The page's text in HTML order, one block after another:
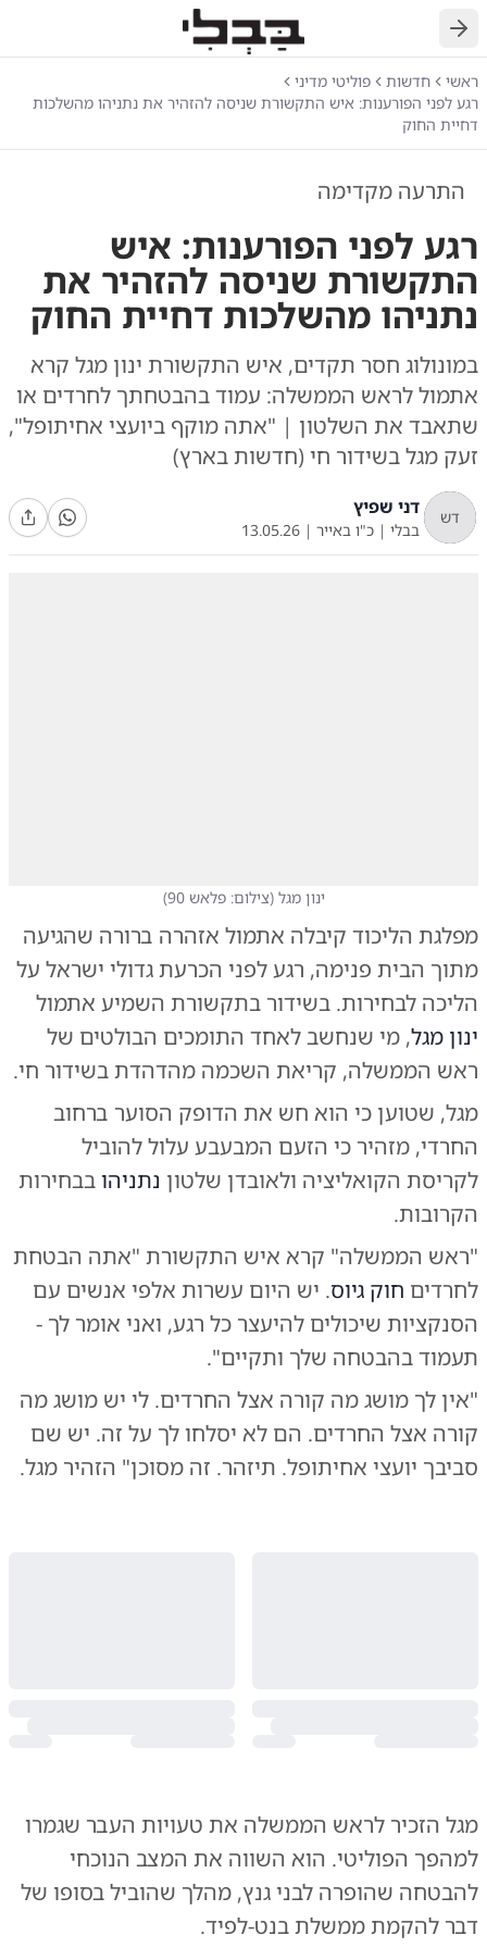
חזרה
ראשי חדשות
פוליטי מדיני
רגע לפני הפורענות: איש התקשורת שניסה להזהיר את נתניהו מהשלכות
דחיית החוק
התרעה מקדימה
רגע לפני הפורענות: איש
התקשורת שניסה להזהיר את
נתניהו מהשלכות דחיית החוק
במונולוג חסר תקדים, איש התקשורת ינון מגל קרא
אתמול לראש הממשלה: עמוד בהבטחתך לחרדים או
שתאבד את השלטון | "אתה מוקף ביועצי אחיתופל",
זעק מגל בשידור חי (חדשות בארץ)
דש דני שפיץ
בבלי | כ"ו באייר |
13.05.26
ינון מגל (צילום: פלאש 90 )
מפלגת הליכוד קיבלה אתמול אזהרה ברורה שהגיעה
מתוך הבית פנימה, רגע לפני הכרעת גדולי ישראל על
הליכה לבחירות. בשידור בתקשורת השמיע אתמול
ינון מגל, מי שנחשב לאחד התומכים הבולטים של
ראש הממשלה, קריאת השכמה מהדהדת בשידור חי.
מגל, שטוען כי הוא חש את הדופק הסוער ברחוב
החרדי, מזהיר כי הזעם המבעבע עלול להוביל
לקריסת הקואליציה ולאובדן שלטון נתניהובבחירות
הקרובות.
"ראש הממשלה" קרא איש התקשורת "אתה הבטחת
לחרדים חוק גיוס. יש היום עשרות אלפי אנשים עם
הסנקציות שיכולים להיעצר כל רגע, ואני אומר לך -
תעמוד בהבטחה שלך ותקיים".
"אין לך מושג מה קורה אצל החרדים. לי יש מושג מה
קורה אצל החרדים. הם לא יסלחו לך על זה. יש שם
סביבך יועצי אחיתופל. תיזהר. זה מסוכן" הזהיר מגל.
מגל הזכיר לראש הממשלה את טעויות העבר שגמרו
למהפך הפוליטי. הוא השווה את המצב הנוכחי
להבטחה שהופרה לבני גנץ, מהלך שהוביל בסופו של
דבר להקמת ממשלת בנט-לפיד.